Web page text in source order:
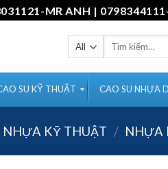
MR ANH |
Tìm
SU KỸ THUẬT CAO SU NHỰA
NHỰA KỸ THUẬT / NHỰA